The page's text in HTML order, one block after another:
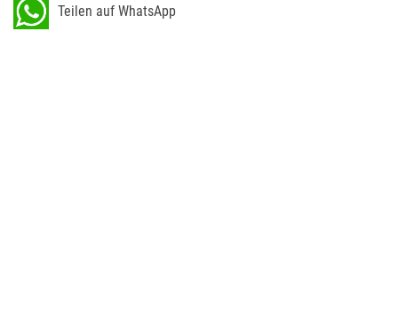
Teilen auf WhatsApp